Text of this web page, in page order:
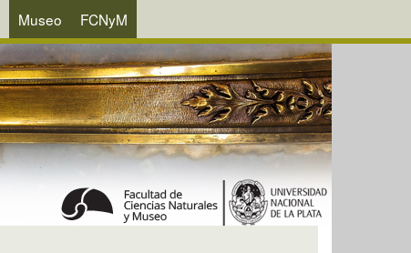
Museo FCNyM